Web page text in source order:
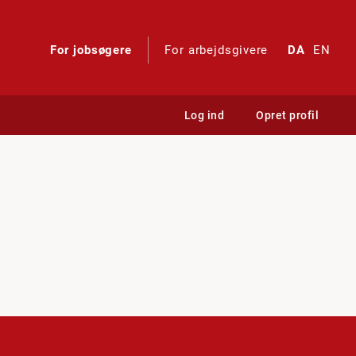
For jobsøgere For arbejdsgivere DA EN
Log ind Opret profil